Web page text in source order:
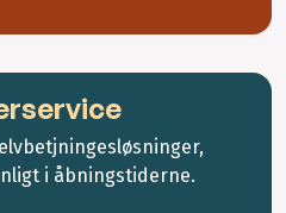
i åbningstiderne.